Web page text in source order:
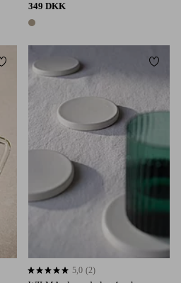
349 DKK
1 farve
Tilføj til favoritter
5,0 baseret på 2 bedømmelser
5,0 (2)
Tilføj